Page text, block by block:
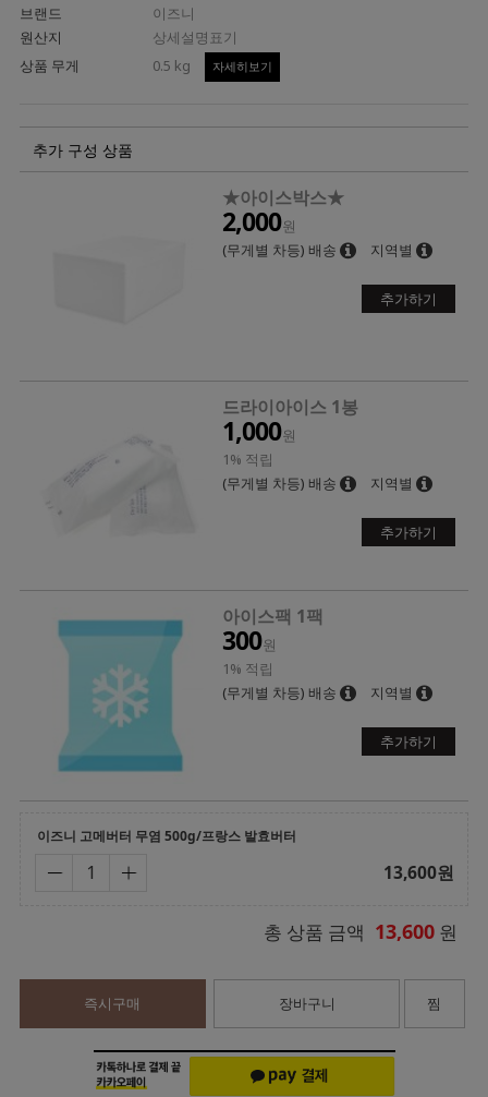
브랜드
이즈니
원산지
상세설명표기
상품 무게
0.5 kg 자세히보기
추가 구성 상품
★아이스박스★
2,000원
(무게별 차등) 배송
지역별
추가하기
드라이아이스 1봉
1,000원
1% 적립
(무게별 차등) 배송
지역별
추가하기
아이스팩 1팩
300원
1% 적립
(무게별 차등) 배송
지역별
추가하기
이즈니 고메버터 무염 500g/프랑스 발효버터
13,600원
총 상품 금액 13,600 원
즉시구매 장바구니 찜